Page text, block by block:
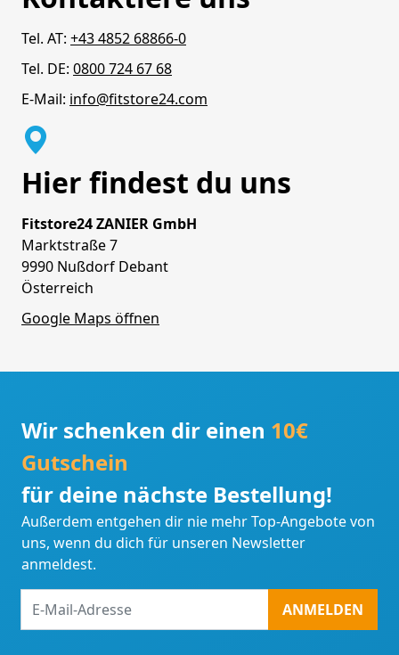
Tel. AT: +43 4852 68866-0
Tel. DE: 0800 724 67 68
E-Mail: info@fitstore24.com
Hier findest du uns
Fitstore24 ZANIER GmbH
Marktstraße 7
9990 Nußdorf Debant
Österreich
Google Maps öffnen
Wir schenken dir einen 10€
Gutschein
für deine nächste Bestellung!
Außerdem entgehen dir nie mehr Top-Angebote von
uns, wenn du dich für unseren Newsletter
anmeldest.
Mail-
ANMELDEN